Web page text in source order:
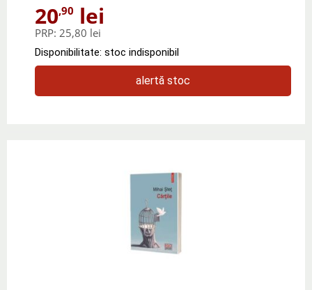
20,90 lei
PRP: 25,80 lei
Disponibilitate: stoc indisponibil
alertă stoc